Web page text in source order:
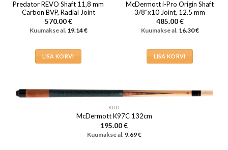
Predator REVO Shaft 11,8 mm
Carbon BVP, Radial Joint
570.00€
Kuumakse al. 19.14€
LISA KORVI
McDermott i-Pro Origin Shaft
3/8″x10 Joint, 12.5 mm
485.00€
Kuumakse al. 16.30€
LISA KORVI
KIID
McDermott K97C 132cm
195.00€
Kuumakse al. 9.69€